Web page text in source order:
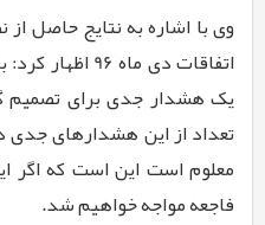
وی با اشاره به نتایج حاصل
اتفاقات دی ماه96اظهار کرد:
یک هشدار جدی برای تصمیم
تعداد از این هشدارهای جدی
معلوم است این است که اگر
فاجعه مواجه خواهیم شد.